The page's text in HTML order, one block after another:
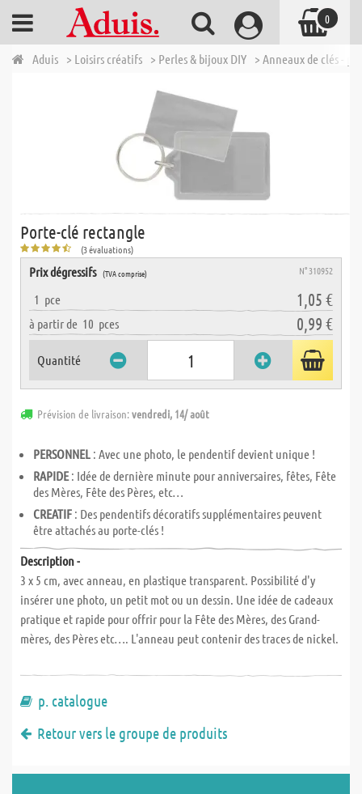
Aduis > Loisirs créatifs > Perles & bijoux DIY > Anneaux de clés -
Porte-clé rectangle
(3 évaluations)
Prix dégressifs (TVA comprise) N° 310952
1 pce 1,05 €
à partir de 10 pces 0,99 €
Quantité
Prévision de livraison:vendredi, 14/ août
PERSONNEL : Avec une photo, le pendentif devient unique !
RAPIDE: Idée de dernière minute pour anniversaires, fêtes, Fête
des Mères, Fête des Pères, etc…
CREATIF : Des pendentifs décoratifs supplémentaires peuvent
être attachés au porte-clés !
Description -
3 x 5 cm, avec anneau, en plastique transparent. Possibilité d'y
insérer une photo, un petit mot ou un dessin. Une idée de cadeaux
pratique et rapide pour offrir pour la Fête des Mères, des Grand-
mères, des Pères etc…. L'anneau peut contenir des traces de nickel.
p. catalogue
Retour vers le groupe de produits
0